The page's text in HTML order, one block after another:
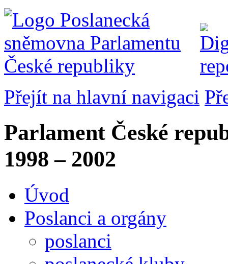
Přejít na hlavní navigaci
Parlament České
1998 – 2002
Úvod
Poslanci a orgány
poslanci